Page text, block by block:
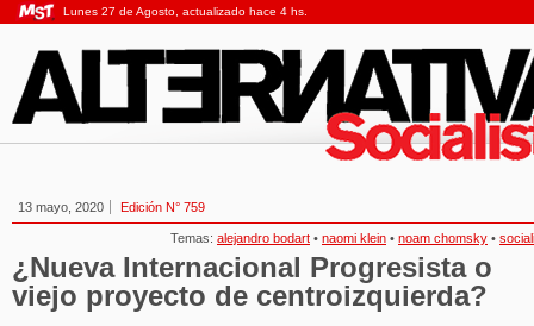
Lunes 27 de Agosto, actualizado hace 4 hs.
13 mayo, 2020 Edición N° 759
Temas: alejandro bodart • naomi klein • noam chomsky •
¿Nueva Internacional Progresista o
viejo proyecto de centroizquierda?